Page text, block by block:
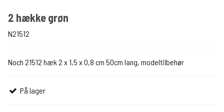
2 hække grøn
N21512
Noch 21512 hæk 2 x 1,5 x 0,8 cm 50cm lang, modeltilbehør
På lager